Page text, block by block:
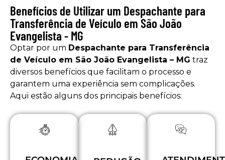
Benefícios de Utilizar um Despachante para
Transferência de Veículo em São João
Evangelista - MG
Optar por um Despachante para Transferência
de Veículo em São João Evangelista – MG traz
diversos benefícios que facilitam o processo e
garantem uma experiência sem complicações.
Aqui estão alguns dos principais benefícios: